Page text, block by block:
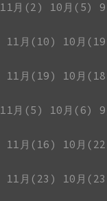
11月(2) 10月(5)
11月(10) 10月
11月(19) 10月
11月(5) 10月(6)
11月(16) 10月
11月(23) 10月